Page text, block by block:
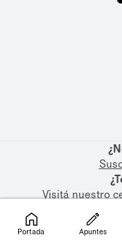
Visitá nuestro
Portada Apuntes